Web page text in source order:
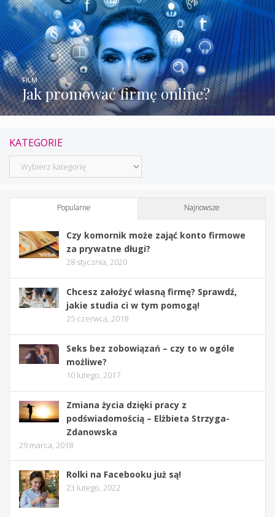
Jak promować firmę online?
FILM
KATEGORIE
Kategorie
Popularne Najnowsze
Czy komornik może zająć konto firmowe
za prywatne długi?
28 stycznia, 2020
Chcesz założyć własną firmę? Sprawdź,
jakie studia ci w tym pomogą!
25 czerwca, 2018
Seks bez zobowiązań – czy to w ogóle
możliwe?
10 lutego, 2017
Zmiana życia dzięki pracy z
podświadomością – Elżbieta Strzyga-
Zdanowska
29 marca, 2018
Rolki na Facebooku już są!
23 lutego, 2022